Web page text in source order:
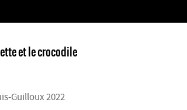
et le crocodile
Guilloux 2022